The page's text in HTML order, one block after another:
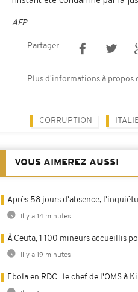
AFP
Partager
Plus d'informations à propos
CORRUPTION
VOUS AIMEREZ AUSSI
Après 58 jours d'absence,
Il y a 14 minutes
À Ceuta, 1 100 mineurs accueillis
Il y a 19 minutes
Ebola en RDC : le chef de l'OMS à